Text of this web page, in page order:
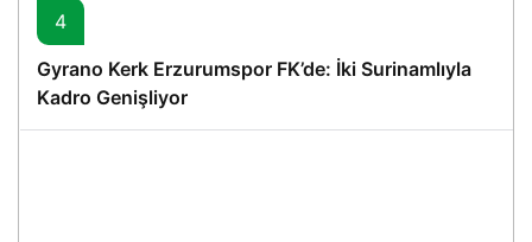
4
Gyrano Kerk Erzurumspor FK’de: İki Surinamlıyla
Kadro Genişliyor